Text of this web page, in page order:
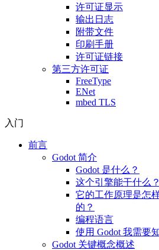
许可证显示
输出日志
附带文件
印刷手册
许可证链接
第三方许可证
FreeType
ENet
mbed TLS
入门
前言
Godot 简介
Godot 是什么？
这个引擎能干什么？
它的工作原理是怎
的？
编程语言
使用 Godot 我需要
Godot 关键概念概述